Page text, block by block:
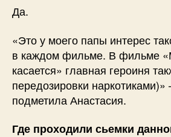
Да.
«Это у моего папы интерес
в каждом фильме. В фильме
касается» главная героиня
передозировки
подметила Анастасия.
Где проходили сьемки